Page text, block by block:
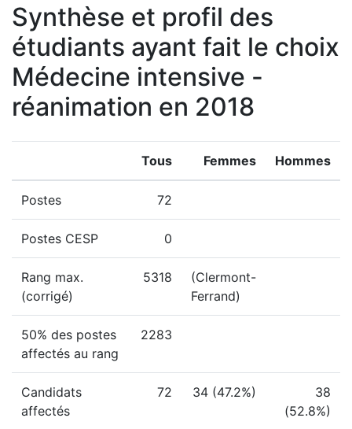
Synthèse et profil des
étudiants ayant fait le choix
Médecine intensive -
réanimation en 2018
Tous Femmes Hommes
Postes 72
Postes CESP 0
Rang max.
(corrigé)
5318
(Clermont-
Ferrand)
50% des postes
affectés au rang
2283
Candidats
affectés
72 34 (47.2%)
38
(52.8%)